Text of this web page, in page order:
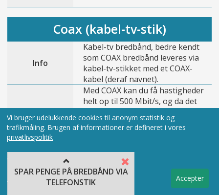
SPAR PENGE PÅ BREDBÅND VIA
TELEFONSTIK
Coax (kabel-tv-stik)
Info
Kabel-tv bredbånd, bedre kendt
som COAX bredbånd leveres via
kabel-tv-stikket med et COAX-
kabel (deraf navnet).
Med COAX kan du få hastigheder
helt op til 500 Mbit/s, og da det
behøver du ikke yderligere
kabling, som ved f.eks. fiber.
Flere
brugere
husstanden / virksomheden kan til
en vis grad have indflydelse på din
hastighed. Det er dog ikke en
indflydelse du vil lægge meget
Vi bruger udelukkende cookies til anonym statistik og
trafikmåling. Brugen af informationer er defineret i vores
privatlivspolitik
Accepterer du brugen af cookies?
Tilpas cookies Accepter